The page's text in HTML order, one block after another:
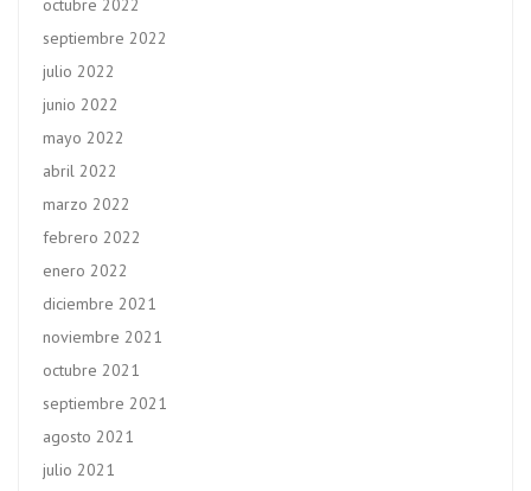
octubre 2022
septiembre 2022
julio 2022
junio 2022
mayo 2022
abril 2022
marzo 2022
febrero 2022
enero 2022
diciembre 2021
noviembre 2021
octubre 2021
septiembre 2021
agosto 2021
julio 2021